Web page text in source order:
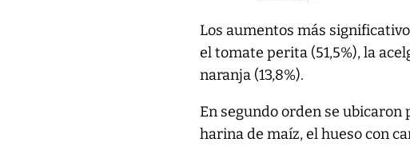
Los aumentos más
el tomate perita (51,5%), la
naranja (13,8%).
En segundo orden se ubicaron
harina de maíz, el hueso con